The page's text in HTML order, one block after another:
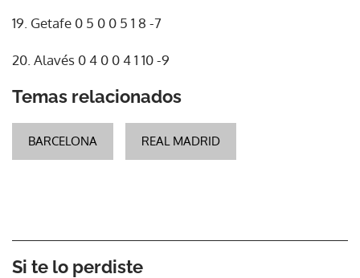
19. Getafe 0 5 0 0 5 1 8 -7
20. Alavés 0 4 0 0 4 1 10 -9
Temas relacionados
BARCELONA REAL MADRID
Si te lo perdiste